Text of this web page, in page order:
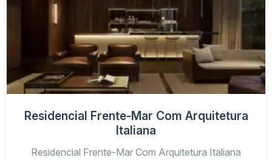
Residencial Frente-Mar Com Arquitetura
Italiana
Residencial Frente-Mar Com Arquitetura Italiana